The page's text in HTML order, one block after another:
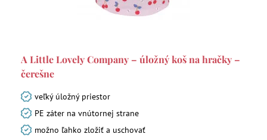
A Little Lovely Company – úložný koš na hračky –
čerešne
veľký úložný priestor
PE záter na vnútornej strane
možno ľahko zložiť a uschovať